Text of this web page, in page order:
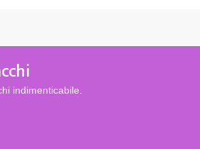
indimenticabile.